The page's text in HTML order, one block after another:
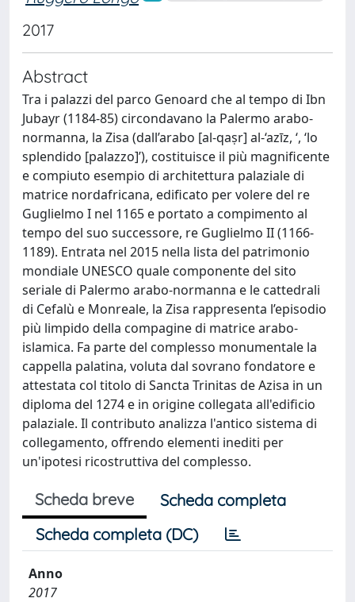
2017
Abstract
Tra i palazzi del parco Genoard che al tempo di Ibn
Jubayr (1184-85) circondavano la Palermo arabo-
normanna, la Zisa (dall’arabo [al-qaṣr] al-‘azīz, ‘, ‘lo
splendido [palazzo]’), costituisce il più magnificente
e compiuto esempio di architettura palaziale di
matrice nordafricana, edificato per volere del re
Guglielmo I nel 1165 e portato a compimento al
tempo del suo successore, re Guglielmo II (1166-
1189). Entrata nel 2015 nella lista del patrimonio
mondiale UNESCO quale componente del sito
seriale di Palermo arabo-normanna e le cattedrali
di Cefalù e Monreale, la Zisa rappresenta l’episodio
più limpido della compagine di matrice arabo-
islamica. Fa parte del complesso monumentale la
cappella palatina, voluta dal sovrano fondatore e
attestata col titolo di Sancta Trinitas de Azisa in un
diploma del 1274 e in origine collegata all'edificio
palaziale. Il contributo analizza l'antico sistema di
collegamento, offrendo elementi inediti per
un'ipotesi ricostruttiva del complesso.
Scheda breve
Scheda completa
Scheda completa (DC)
Anno
2017